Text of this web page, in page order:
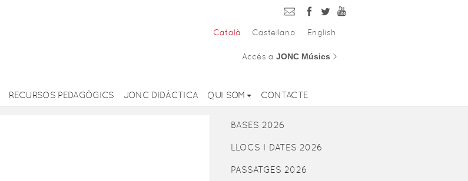
Català Castellano English
Accés a JONC Músics >
RECURSOS PEDAGÒGICS JONC DIDÀCTICA QUI SOM CONTACTE
BASES 2026
LLOCS I DATES 2026
PASSATGES 2026